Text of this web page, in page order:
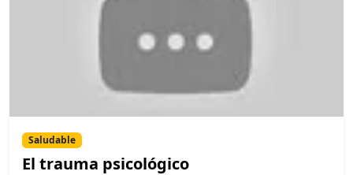
Saludable
El trauma psicológico